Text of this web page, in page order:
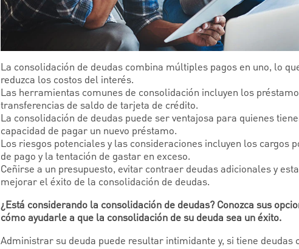
La consolidación de deudas combina múltiples pagos en uno, lo
reduzca los costos del interés.
Las herramientas comunes de consolidación incluyen los
transferencias de saldo de tarjeta de crédito.
La consolidación de deudas puede ser ventajosa para quienes
capacidad de pagar un nuevo préstamo.
Los riesgos potenciales y las consideraciones incluyen los cargos
de pago y la tentación de gastar en exceso.
Ceñirse a un presupuesto, evitar contraer deudas adicionales y
mejorar el éxito de la consolidación de deudas.
¿Está considerando la consolidación de deudas? Conozca sus
cómo ayudarle a que la consolidación de su deuda sea un éxito.
Administrar su deuda puede resultar intimidante y, si tiene